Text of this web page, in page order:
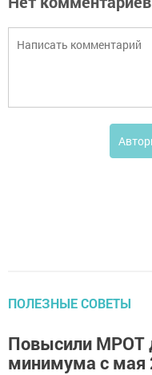
ПОЛЕЗНЫЕ СОВЕТЫ
Повысили МРОТ
минимума с мая